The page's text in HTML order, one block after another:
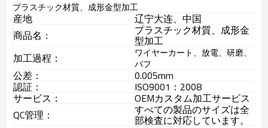
プラスチック材質、成形金型加工
産地
辽宁大连、中国
商品名：
プラスチック材質、成形金
型加工
加工過程：
ワイヤーカート、放電、研磨、
バフ
公差： 0.005mm
認証： ISO9001：2008
サービス：
OEMカスタム加工サービス
QC管理：
すべての製品のサイズは全
部検査に対応しています。